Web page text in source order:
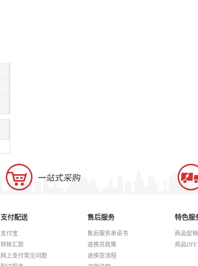
支付配送
支付宝
转帐汇款
网上支付常见问题
售后服务
售后服务承诺书
退换货政策
退换货流程
特色服
商品促销
商品DIY